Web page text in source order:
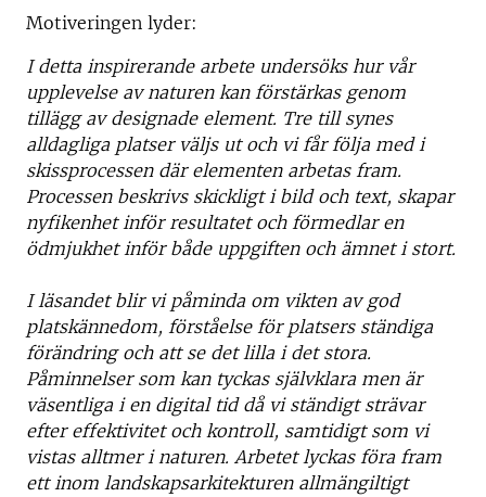
Motiveringen lyder:
I detta inspirerande arbete undersöks hur vår
upplevelse av naturen kan förstärkas genom
tillägg av designade element. Tre till synes
alldagliga platser väljs ut och vi får följa med i
skissprocessen där elementen arbetas fram.
Processen beskrivs skickligt i bild och text, skapar
nyfikenhet inför resultatet och förmedlar en
ödmjukhet inför både uppgiften och ämnet i stort.
I läsandet blir vi påminda om vikten av god
platskännedom, förståelse för platsers ständiga
förändring och att se det lilla i det stora.
Påminnelser som kan tyckas självklara men är
väsentliga i en digital tid då vi ständigt strävar
efter effektivitet och kontroll, samtidigt som vi
vistas alltmer i naturen. Arbetet lyckas föra fram
ett inom landskapsarkitekturen allmängiltigt